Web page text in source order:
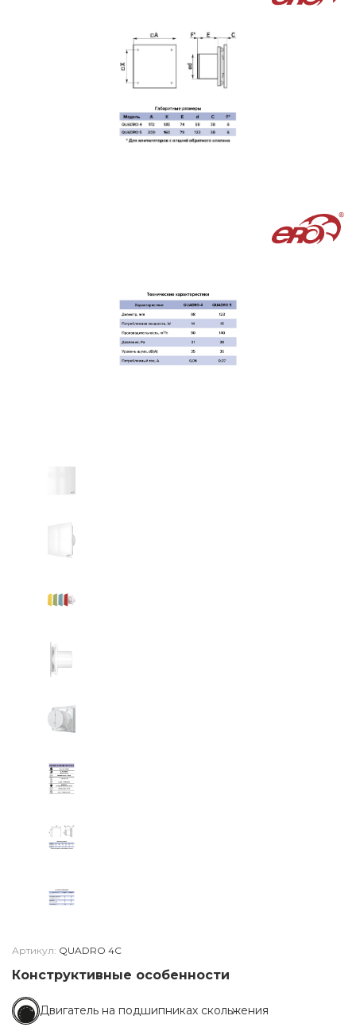
Артикул: QUADRO 4C
Конструктивные особенности
Двигатель на подшипниках скольжения